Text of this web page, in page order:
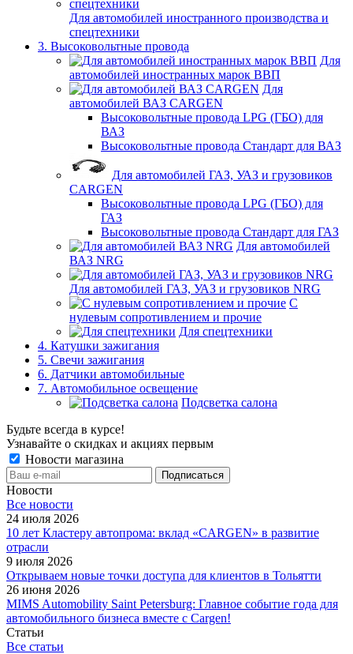
Для автомобилей иностранного производства и
спецтехники
3. Высоковольтные провода
Для
автомобилей иностранных марок ВВП
Для
автомобилей ВАЗ CARGEN
Высоковольтные провода LPG (ГБО) для
ВАЗ
Высоковольтные провода Стандарт для ВАЗ
Для автомобилей ГАЗ, УАЗ и грузовиков
CARGEN
Высоковольтные провода LPG (ГБО) для
ГАЗ
Высоковольтные провода Стандарт для ГАЗ
Для автомобилей
ВАЗ NRG
Для автомобилей ГАЗ, УАЗ и грузовиков NRG
С
нулевым сопротивлением и прочие
Для спецтехники
4. Катушки зажигания
5. Свечи зажигания
6. Датчики автомобильные
7. Автомобильное освещение
Подсветка салона
Будьте всегда в курсе!
Узнавайте о скидках и акциях первым
Новости магазина
Новости
Все новости
24 июля 2026
10 лет Кластеру автопрома: вклад «CARGEN» в развитие
отрасли
9 июля 2026
Открываем новые точки доступа для клиентов в Тольятти
26 июня 2026
MIMS Automobility Saint Petersburg: Главное событие года для
автомобильного бизнеса вместе с Cargen!
Статьи
Все статьи